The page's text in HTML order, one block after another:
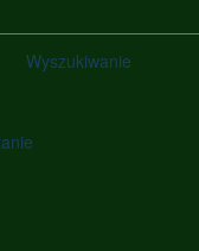
Wyszukiwanie